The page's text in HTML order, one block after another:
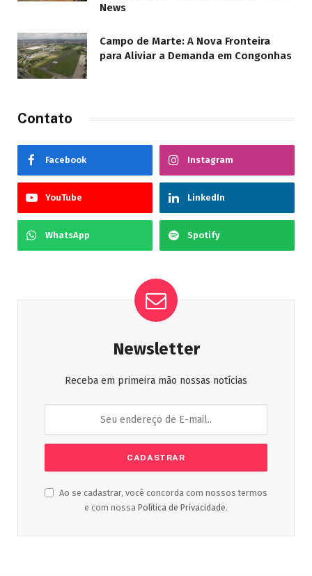
News
Campo de Marte: A Nova Fronteira
para Aliviar a Demanda em Congonhas
Contato
Facebook Instagram
YouTube LinkedIn
WhatsApp Spotify
Newsletter
Receba em primeira mão nossas notícias
Ao se cadastrar, você concorda com nossos termos
e com nossa Política de Privacidade.